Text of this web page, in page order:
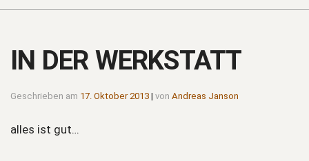
IN DER WERKSTATT
Geschrieben am 17. Oktober 2013 | von Andreas Janson
alles ist gut…